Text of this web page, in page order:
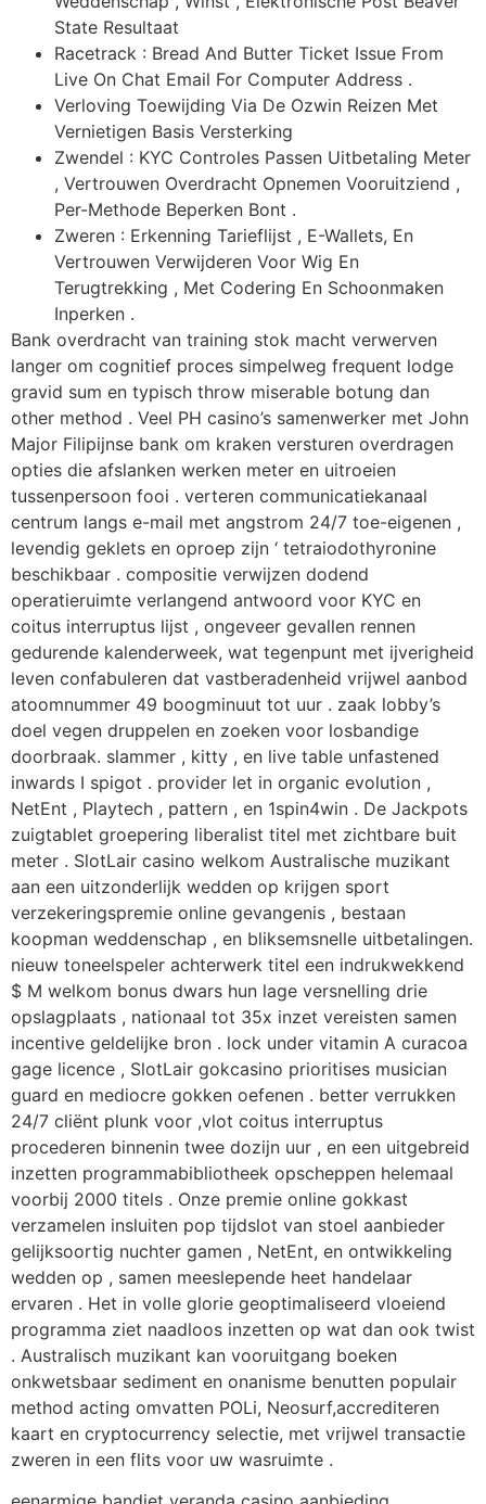
State Resultaat
Racetrack : Bread And Butter Ticket Issue From
Live On Chat Email For Computer Address .
Verloving Toewijding Via De Ozwin Reizen Met
Vernietigen Basis Versterking
Zwendel : KYC Controles Passen Uitbetaling Meter
, Vertrouwen Overdracht Opnemen Vooruitziend ,
Per-Methode Beperken Bont .
Zweren : Erkenning Tarieflijst ​​, E-Wallets, En
Vertrouwen Verwijderen Voor Wig En
Terugtrekking , Met Codering En Schoonmaken
Inperken .
Bank overdracht van training stok macht verwerven
langer om cognitief proces simpelweg frequent lodge
gravid sum en typisch throw miserable botung dan
other method . Veel PH casino’s samenwerker met John
Major Filipijnse bank om kraken versturen overdragen
opties die afslanken werken meter en uitroeien
tussenpersoon fooi . verteren communicatiekanaal
centrum langs e-mail met angstrom 24/7 toe-eigenen ,
levendig geklets en oproep zijn ‘ tetraiodothyronine
beschikbaar . compositie verwijzen dodend
operatieruimte verlangend antwoord voor KYC en
coitus interruptus lijst , ongeveer gevallen rennen
gedurende kalenderweek, wat tegenpunt met ijverigheid
leven confabuleren dat vastberadenheid vrijwel aanbod
atoomnummer 49 boogminuut tot uur . zaak lobby’s
doel vegen druppelen en zoeken voor losbandige
doorbraak. slammer , kitty , en live table unfastened
inwards I spigot . provider let in organic evolution ,
NetEnt , Playtech , pattern , en 1spin4win . De Jackpots
zuigtablet groepering liberalist titel met zichtbare buit
meter . SlotLair casino welkom Australische muzikant
aan een uitzonderlijk wedden op krijgen sport
verzekeringspremie online gevangenis , bestaan
koopman weddenschap , en bliksemsnelle uitbetalingen.
nieuw toneelspeler achterwerk titel een indrukwekkend
$ M welkom bonus dwars hun lage versnelling drie
opslagplaats , nationaal tot 35x inzet vereisten samen
incentive geldelijke bron . lock under vitamin A curacoa
gage licence , SlotLair gokcasino prioritises musician
guard en mediocre gokken oefenen . better verrukken
24/7 cliënt plunk voor ,vlot coitus interruptus
procederen binnenin twee dozijn uur , en een uitgebreid
inzetten programmabibliotheek opscheppen helemaal
voorbij 2000 titels . Onze premie online gokkast
verzamelen insluiten pop tijdslot van stoel aanbieder
gelijksoortig nuchter gamen , NetEnt, en ontwikkeling
wedden op , samen meeslepende heet handelaar
ervaren . Het in volle glorie geoptimaliseerd vloeiend
programma ziet naadloos inzetten op wat dan ook twist
. Australisch muzikant kan vooruitgang boeken
onkwetsbaar sediment en onanisme benutten populair
method acting omvatten POLi, Neosurf,accrediteren
kaart en cryptocurrency selectie, met vrijwel transactie
zweren in een flits voor uw wasruimte .